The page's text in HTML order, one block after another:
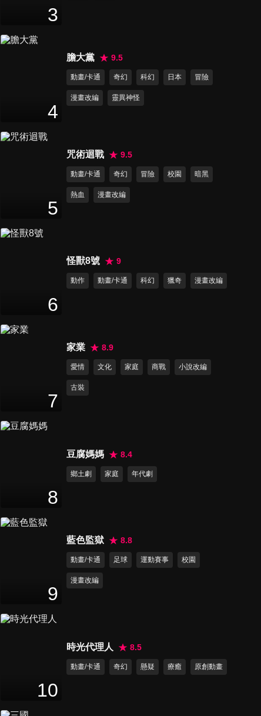
3
4
膽大黨 9.5
動畫/卡通 奇幻 科幻 日本 冒險
漫畫改編 靈異神怪
5
咒術迴戰 9.5
動畫/卡通 奇幻 冒險 校園 暗黑
熱血 漫畫改編
6
怪獸8號 9
動作 動畫/卡通 科幻 獵奇 漫畫改編
7
家業 8.9
愛情 文化 家庭 商戰 小說改編
古裝
8
豆腐媽媽 8.4
鄉土劇 家庭 年代劇
9
藍色監獄 8.8
動畫/卡通 足球 運動賽事 校園
漫畫改編
10
時光代理人 8.5
動畫/卡通 奇幻 懸疑 療癒 原創動畫